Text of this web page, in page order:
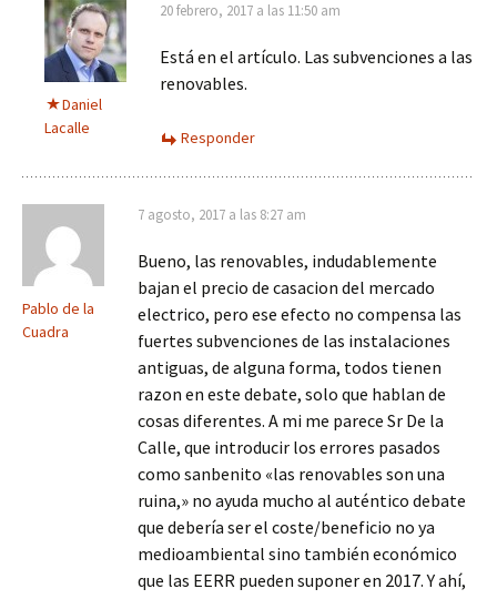
Daniel
Lacalle
20 febrero, 2017 a las 11:50 am
Está en el artículo. Las subvenciones a las
renovables.
Responder
Pablo de la
Cuadra
7 agosto, 2017 a las 8:27 am
Bueno, las renovables, indudablemente
bajan el precio de casacion del mercado
electrico, pero ese efecto no compensa las
fuertes subvenciones de las instalaciones
antiguas, de alguna forma, todos tienen
razon en este debate, solo que hablan de
cosas diferentes. A mi me parece Sr De la
Calle, que introducir los errores pasados
como sanbenito «las renovables son una
ruina,» no ayuda mucho al auténtico debate
que debería ser el coste/beneficio no ya
medioambiental sino también económico
que las EERR pueden suponer en 2017. Y ahí,